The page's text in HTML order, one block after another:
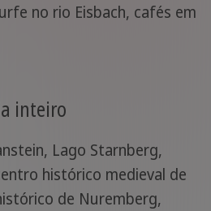
no rio Eisbach, cafés em
inteiro
Lago Starnberg,
histórico medieval de
de Nuremberg,